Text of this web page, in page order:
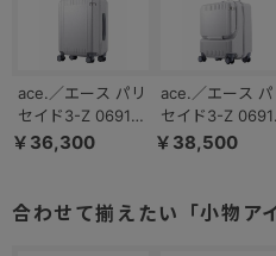
ace.／エース パリ
セイド3-Z 06913
スーツケース 機内
￥36,300
ace.／エース パ
セイド3-Z
スーツケース 機
￥38,500
合わせて揃えたい「小物ア